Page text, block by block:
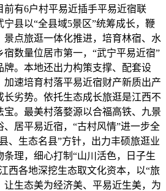
前有6户村平易近插手平易近宿联
县以“全县域5景区”统筹成长，鞭
点旅逛一体化推进，培育林宿、水
数量位居市第一，“武宁平易近宿”
牌。本地还出力构策支撑、配套设
速培育村落平易近宿财产新质出产
长劣势。依托生态成长旅逛是江西不
宝。最美村落婺源以合福高铁、九景
居平易近宿，“古村风情”进一步全
、生态名县”方针，出力丰硕旅逛业
理，细心打制“山川活色，日子生
西各地深挖生态取文化资本，以“旅
让生态美为经济美、平易近生美，为